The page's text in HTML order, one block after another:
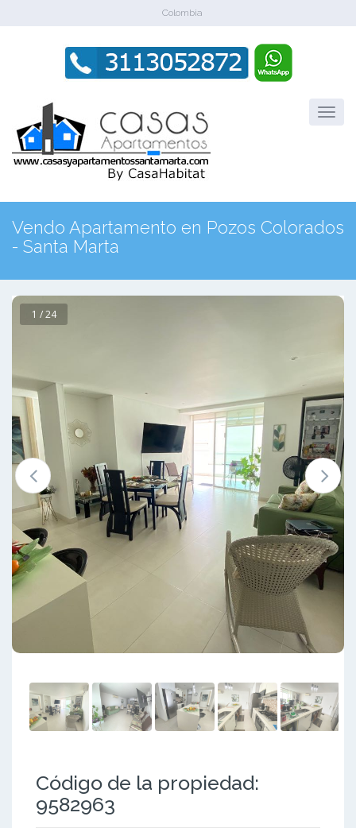
Colombia
Vendo Apartamento en Pozos Colorados
- Santa Marta
1 / 24
Código de la propiedad:
9582963